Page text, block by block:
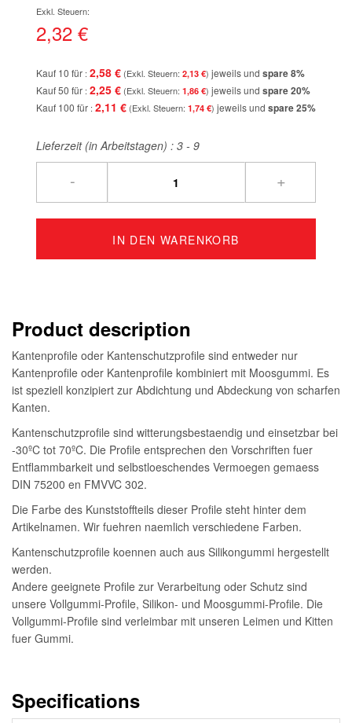
2,32 €
Kauf 10 für 2,58 € 2,13 € jeweils und spare8%
Kauf 50 für 2,25 € 1,86 € jeweils und spare20%
Kauf 100 für 2,11 € 1,74 € jeweils und spare25%
Lieferzeit (in Arbeitstagen) : 3 - 9
- +
IN DEN WARENKORB
Product description
Kantenprofile oder Kantenschutzprofile sind entweder nur
Kantenprofile oder Kantenprofile kombiniert mit Moosgummi. Es
ist speziell konzipiert zur Abdichtung und Abdeckung von scharfen
Kanten.
Kantenschutzprofile sind witterungsbestaendig und einsetzbar bei
-30ºC tot 70ºC. Die Profile entsprechen den Vorschriften fuer
Entflammbarkeit und selbstloeschendes Vermoegen gemaess
DIN 75200 en FMVVC 302.
Die Farbe des Kunststoffteils dieser Profile steht hinter dem
Artikelnamen. Wir fuehren naemlich verschiedene Farben.
Kantenschutzprofile koennen auch aus Silikongummi hergestellt
werden.
Andere geeignete Profile zur Verarbeitung oder Schutz sind
unsere Vollgummi-Profile, Silikon- und Moosgummi-Profile. Die
Vollgummi-Profile sind verleimbar mit unseren Leimen und Kitten
fuer Gummi.
Specifications